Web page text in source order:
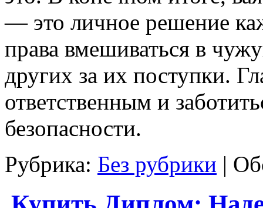
— это личное решение
права вмешиваться в
других за их поступки.
ответственным и
безопасности.
Рубрика: Без рубрики |